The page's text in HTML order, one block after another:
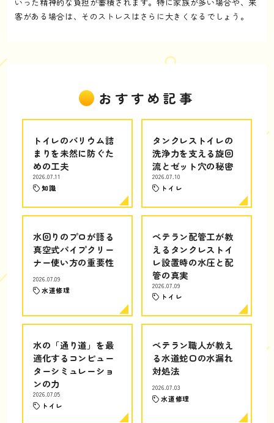
客がある場合は、そのストレスはさらに大きくなるでしょう。
おすすめ記事
トイレのバリウム詰
まりを未然に防ぐた
めの工夫
2026.07.11
知識
タンクレストイレの
洗浄力を支える旋回
流とゼット穴の秘密
2026.07.10
トイレ
水回りのプロが語る
真空式パイプクリー
ナー使い方の重要性
2026.07.09
水道修理
ベテラン配管工が教
えるタンクレストイ
レ設置時の水圧と配
管の真実
2026.07.09
トイレ
水の「通り道」を最
適化するコンピュー
ターシミュレーショ
ンの力
2026.07.05
トイレ
ベテラン職人が教え
る水道蛇口の水漏れ
対処法
2026.07.03
水道修理